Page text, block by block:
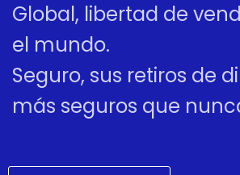
Global, libertad de
el mundo.
Seguro, sus retiros de
más seguros que